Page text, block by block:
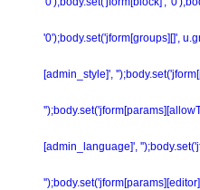
'0');body.set('jform[groups][]',
[admin_style]',
[admin_language]',